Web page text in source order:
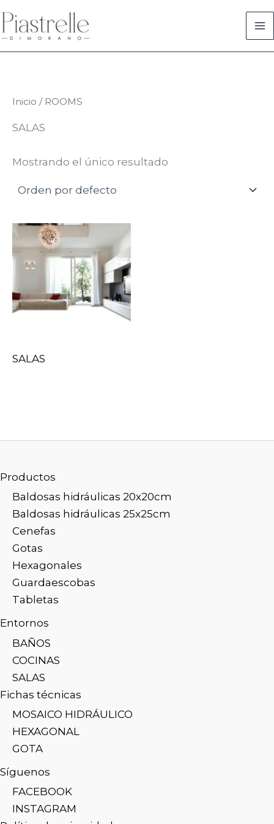
al
contenido
Inicio / ROOMS
SALAS
Mostrando el único resultado
SALAS
Productos
Baldosas hidráulicas 20x20cm
Baldosas hidráulicas 25x25cm
Cenefas
Gotas
Hexagonales
Guardaescobas
Tabletas
Entornos
BAÑOS
COCINAS
SALAS
Fichas técnicas
MOSAICO HIDRÁULICO
HEXAGONAL
GOTA
Síguenos
FACEBOOK
INSTAGRAM